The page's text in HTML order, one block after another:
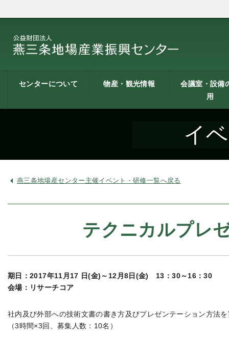
センターについて 物産・観光情報
会議室・設備
用
にあたって
イ
燕三条地場産センター主催イベント・研修一覧へ戻る
テクニカルプレ
期日：2017年11月17 日(金)～12月8日(金) 13：30～16：30
会場：リサーチコア
社内及び外部への技術文書の書き方及びプレゼンテーション方法
（3時間×3回、募集人数：10名）